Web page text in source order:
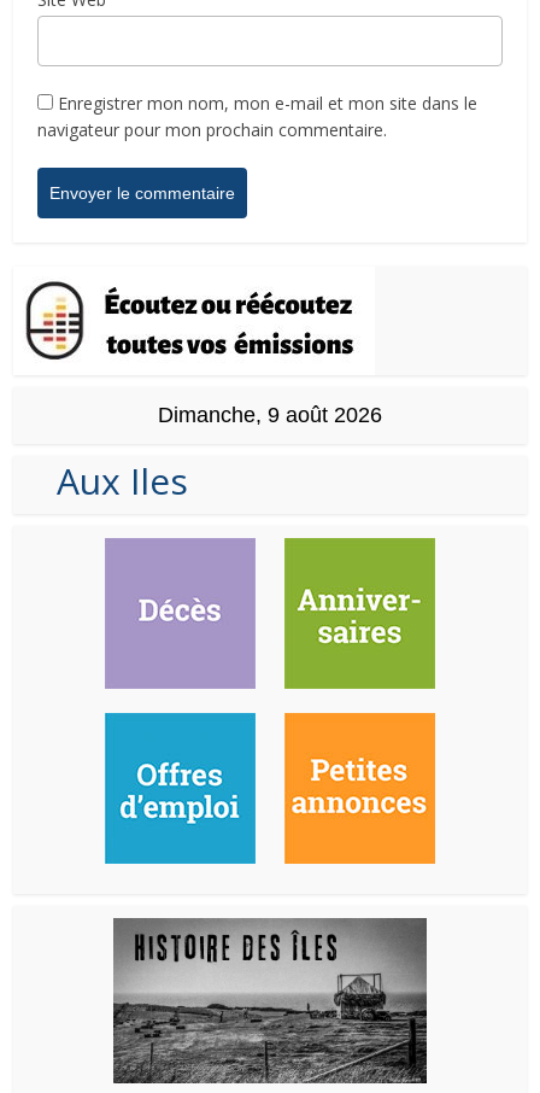
Enregistrer mon nom, mon e-mail et mon site dans le
navigateur pour mon prochain commentaire.
Dimanche, 9 août 2026
Aux Iles